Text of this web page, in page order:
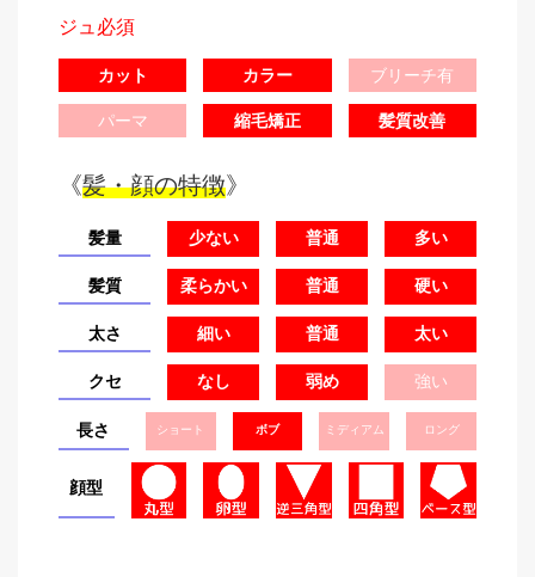
ジュ必須
カット カラー ブリーチ有
パーマ 縮毛矯正 髪質改善
《髪・顔の特徴》
髪量 少ない 普通 多い
髪質 柔らかい 普通 硬い
太さ 細い 普通 太い
クセ なし 弱め 強い
長さ ショート ボブ ミディアム ロング
顔型